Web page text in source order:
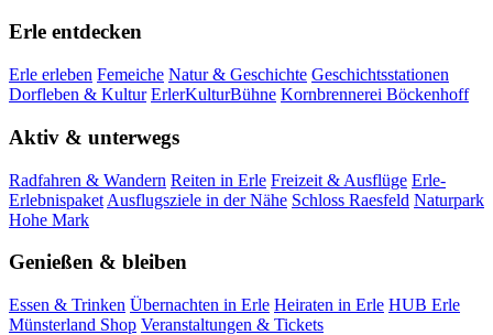
Erle entdecken
Erle erleben Femeiche Natur & Geschichte Geschichtsstationen
Dorfleben & Kultur ErlerKulturBühne Kornbrennerei Böckenhoff
Aktiv & unterwegs
Radfahren & Wandern Reiten in Erle Freizeit & Ausflüge Erle-
Erlebnispaket Ausflugsziele in der Nähe Schloss Raesfeld Naturpark
Hohe Mark
Genießen & bleiben
Essen & Trinken Übernachten in Erle Heiraten in Erle HUB Erle
Münsterland Shop Veranstaltungen & Tickets